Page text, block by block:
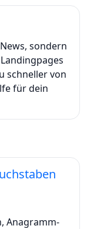
sondern
schneller von
für dein
Anagramm-